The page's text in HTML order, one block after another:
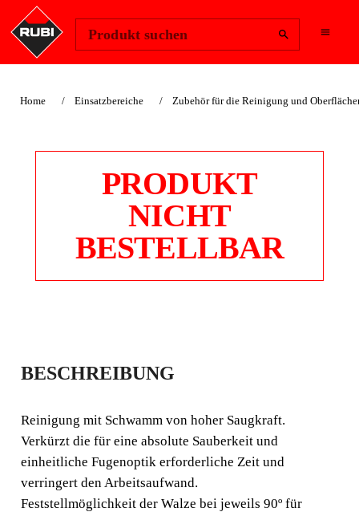
Produkt suchen
Home Einsatzbereiche Zubehör für die Reinigung und
PRODUKT
NICHT
BESTELLBAR
ERSATZSCHWAMM
EPOXI RUBINELA
Reinigung mit Schwamm von hoher Saugkraft. Verkürzt
die für eine absolute Sauberkeit und einheitliche
Fugenoptik erforderliche Zeit und verringert den
Arbeitsaufwand.
BESCHREIBUNG
Reinigung mit Schwamm von hoher Saugkraft.
Verkürzt die für eine absolute Sauberkeit und
einheitliche Fugenoptik erforderliche Zeit und
verringert den Arbeitsaufwand.
Feststellmöglichkeit der Walze bei jeweils 90º für